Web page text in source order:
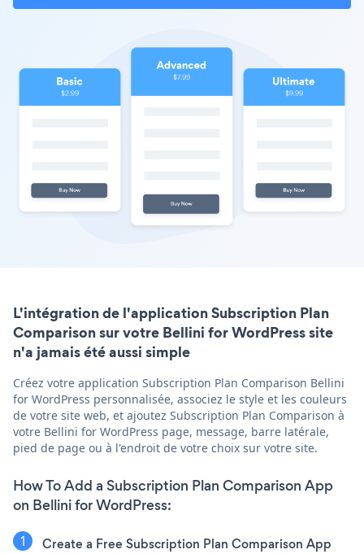
L'intégration de l'application Subscription Plan
Comparison sur votre Bellini for WordPress site
n'a jamais été aussi simple
Créez votre application Subscription Plan Comparison Bellini
for WordPress personnalisée, associez le style et les couleurs
de votre site web, et ajoutez Subscription Plan Comparison à
votre Bellini for WordPress page, message, barre latérale,
pied de page ou à l'endroit de votre choix sur votre site.
How To Add a Subscription Plan Comparison App
on Bellini for WordPress:
Create a Free Subscription Plan Comparison App